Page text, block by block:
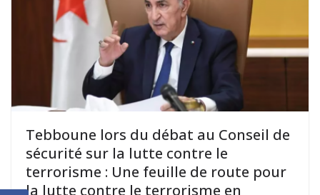
Tebboune lors du débat au Conseil de
sécurité sur la lutte contre le
terrorisme : Une feuille de route pour
la lutte contre le terrorisme en